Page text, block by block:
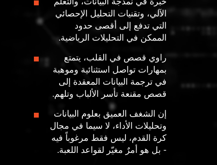
الآلي، وتقنيات التحليل الإحصائي
التي تدفع إلى أقصى حدود
الممكن في التحليلات الرياضية.
راوي قصص في القلب، يتمتع
بمهارات تواصل استثنائية وموهبة
في ترجمة البيانات المعقدة إلى
قصص مقنعة تأسر الألباب وتلهم.
إن الشغف العميق بعلوم البيانات
وتحليلات الأداء، لا سيما في مجال
كرة القدم، ليس فقط مرغوباً فيه
- بل هو أمرٌ مغيّر لقواعد اللعبة.